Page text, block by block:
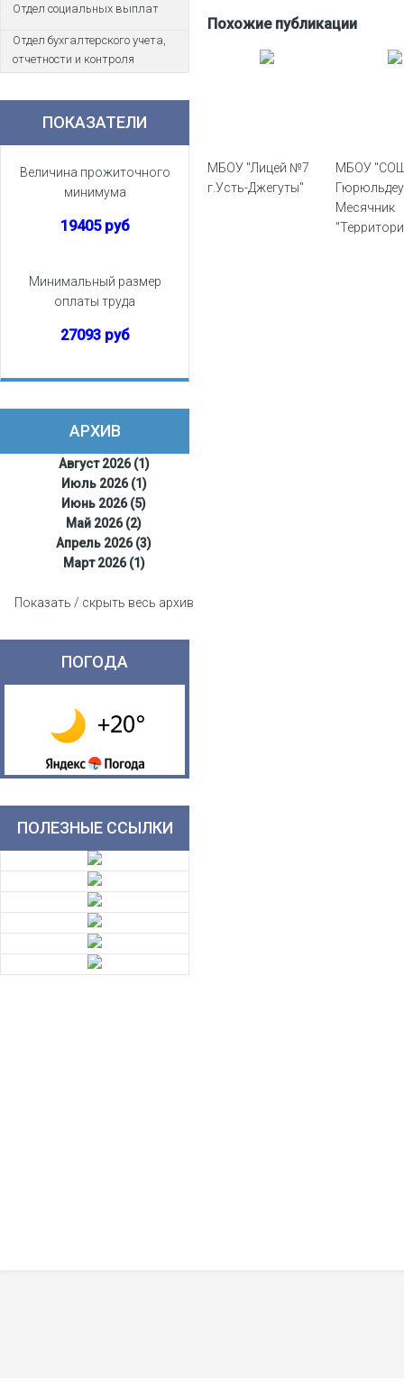
Отдел социальных выплат
Отдел бухгалтерского учета,
отчетности и контроля
ПОКАЗАТЕЛИ
Величина прожиточного
минимума
19405 руб
Минимальный размер
оплаты труда
27093 руб
АРХИВ
Август 2026 (1)
Июль 2026 (1)
Июнь 2026 (5)
Май 2026 (2)
Апрель 2026 (3)
Март 2026 (1)
Показать / скрыть весь архив
ПОГОДА
ПОЛЕЗНЫЕ ССЫЛКИ
Похожие публикации
МБОУ "Лицей №7
г.Усть-Джегуты"
МБОУ
Месячник